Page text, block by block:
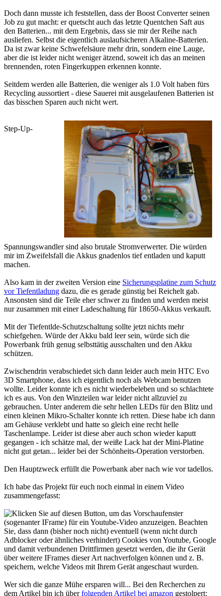
Doch dann musste ich feststellen, dass der Boost Converter seinen
Job zu gut macht: er quetscht auch das letzte Quentchen Saft aus
den Batterien... mit dem Ergebnis, dass sie mir der Reihe nach
ausliefen. Selbst die eigentlich auslaufsicheren Alkaline-Batterien.
Da ist zwar keine Schwefelsäure mehr drin, sondern eine Lauge,
aber die ist leider nicht weniger ätzend, soweit ich das an meinen
brennenden, roten Fingerkuppen erkennen konnte.
Seitdem werden alle Batterien, die weniger als 1.0 Volt haben fürs
Recycling aussortiert - diese Sauerei mit ausgelaufenen Batterien ist
das bisschen Sparen auch nicht wert.
Step-Up-
Spannungswandler sind also brutale Stromverwerter. Die würden
mir im Zweifelsfall die Akkus gnadenlos tief entladen und kaputt
machen.
Also kam in der zweiten Version eine Sicherungsplatine zum Schutz
vor Tiefentladung dazu, die es gerade günstig bei Reichelt gab.
Ansonsten sind die Teile eher schwer zu finden und werden meist
nur zusammen mit einer Ladeschaltung für 18650-Akkus verkauft.
Mit der Tiefentlde-Schutzschaltung sollte jetzt nichts mehr
schiefgehen. Würde der Akku bald leer sein, würde sich die
Powerbank früh genug selbsttätig ausschalten und den Akku
schützen.
Zwischendrin verabschiedet sich dann leider auch mein HTC Evo
3D Smartphone, dass ich eigentlich noch als Webcam benutzen
wollte. Leider konnte ich es nicht wiederbeleben und so schlachtete
ich es aus. Von den Winzteilen war leider nicht allzuviel zu
gebrauchen. Unter anderem die sehr hellen LEDs für den Blitz und
einen kleinen Mikro-Schalter konnte ich retten. Diese habe ich dann
am Gehäuse verklebt und hatte so gleich eine recht helle
Taschenlampe. Leider ist diese aber auch schon wieder kaputt
gegangen - ich schätze mal, der weiße Lack hat der Mini-Platine
nicht gut getan... leider bei der Schönheits-Operation verstorben.
Den Hauptzweck erfüllt die Powerbank aber nach wie vor tadellos.
Ich habe das Projekt für euch noch einmal in einem Video
zusammengefasst:
Wer sich die ganze Mühe ersparen will... Bei den Recherchen zu
dem Artikel bin ich überfolgenden Artikel bei amazon gestolpert: